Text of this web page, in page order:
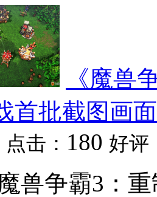
《魔兽
首批截图画
点击： 180 好评
兽争霸3：